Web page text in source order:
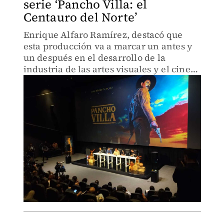
serie ‘Pancho Villa: el
Centauro del Norte’
Enrique Alfaro Ramírez, destacó que
esta producción va a marcar un antes y
un después en el desarrollo de la
industria de las artes visuales y el cine
en el estado y el país.